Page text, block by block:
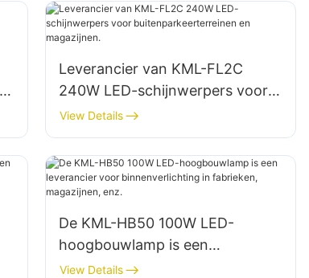
Leverancier van KML-FL2C
240W LED-schijnwerpers voor
buitenparkeerterreinen en
magazijnen.
View Details
De KML-HB50 100W LED-
hoogbouwlamp is een
leverancier voor
View Details